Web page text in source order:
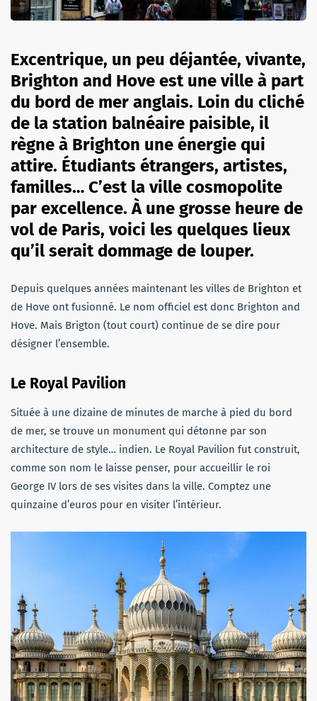
Excentrique, un peu déjantée, vivante,
Brighton and Hove est une ville à part
du bord de mer anglais. Loin du cliché
de la station balnéaire paisible, il
règne à Brighton une énergie qui
attire. Étudiants étrangers, artistes,
familles… C’est la ville cosmopolite
par excellence. À une grosse heure de
vol de Paris, voici les quelques lieux
qu’il serait dommage de louper.
Depuis quelques années maintenant les villes de Brighton et
de Hove ont fusionné. Le nom officiel est donc Brighton and
Hove. Mais Brigton (tout court) continue de se dire pour
désigner l’ensemble.
Le RoyalPavilion
Située à une dizaine de minutes de marche à pied du bord
de mer, se trouve un monument qui détonne par son
architecture de style… indien. Le Royal Pavilion fut construit,
comme son nom le laisse penser, pour accueillir le roi
George IV lors de ses visites dans la ville. Comptez une
quinzaine d’euros pour en visiter l’intérieur.